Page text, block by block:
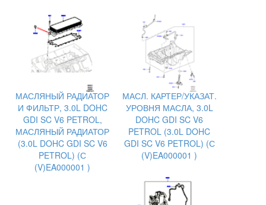
МАСЛЯНЫЙ РАДИАТОР
И ФИЛЬТР, 3.0L DOHC
GDI SC V6 PETROL,
МАСЛЯНЫЙ РАДИАТОР
(3.0L DOHC GDI SC V6
PETROL) (С
(V)EA000001 )
МАСЛ. КАРТЕР/УКАЗАТ.
УРОВНЯ МАСЛА, 3.0L
DOHC GDI SC V6
PETROL (3.0L DOHC
GDI SC V6 PETROL) (С
(V)EA000001 )